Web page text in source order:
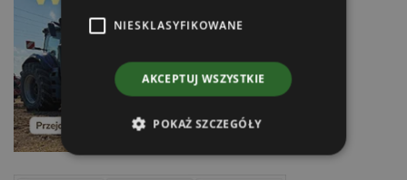
NIESKLASYFIKOWANE
AKCEPTUJ WSZYSTKIE
POKAŻ SZCZEGÓŁY